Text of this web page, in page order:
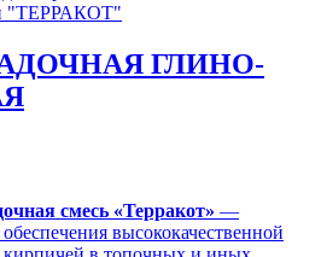
"ТЕРРАКОТ"
ГЛИНО-
смесь «Терракот» —
высококачественной